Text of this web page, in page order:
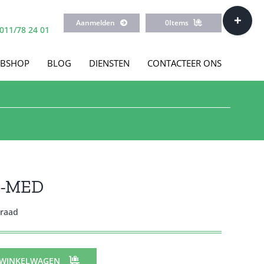
011/78 24 01
Aanmelden 0Items
BLOG DIENSTEN CONTACTEER ONS
MED
Toggle
Sliding